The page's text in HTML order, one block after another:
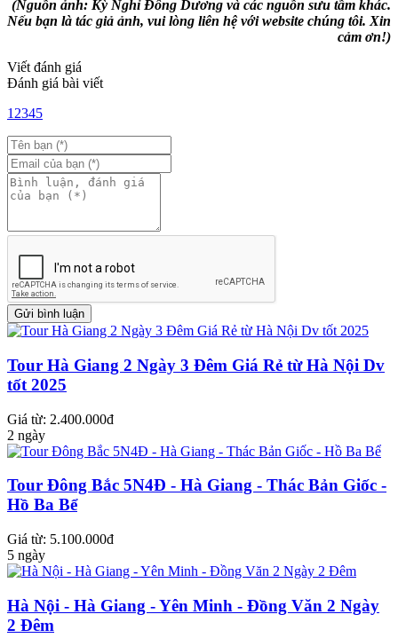
(Nguồn ảnh: Kỳ Nghỉ Đông Dương và các nguồn sưu tầm khác.
Nếu bạn là tác giả ảnh, vui lòng liên hệ với website chúng tôi. Xin
cảm ơn!)
Viết đánh giá
Đánh giá bài viết
1 2345
Tour Hà Giang 2 Ngày 3 Đêm Giá Rẻ từ Hà Nội Dv
tốt 2025
Giá từ: 2.400.000đ
2 ngày
Tour Đông Bắc 5N4Đ - Hà Giang - Thác Bản Giốc -
Hồ Ba Bể
Giá từ: 5.100.000đ
5 ngày
Hà Nội - Hà Giang - Yên Minh - Đồng Văn 2 Ngày
2 Đêm